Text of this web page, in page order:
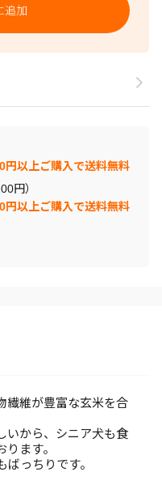
追加
円以上ご購入で送料無料
円）
円以上ご購入で送料無料
繊維が豊富な玄米を合
いから、シニア犬も食
ます。
ばっちりです。